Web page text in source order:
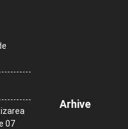
07
Arhive